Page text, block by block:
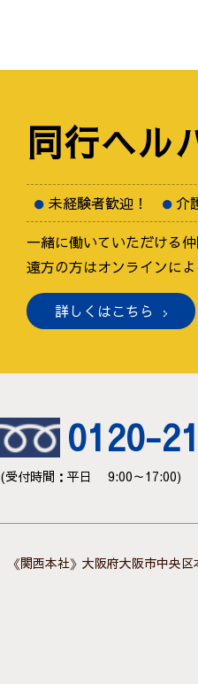
同行ヘル
未経験者歓迎！ 介
一緒に働いていただける
遠方の方はオンラインに
詳しくはこちら
0120-
(受付時間：平日 9:00～17:00)
《関西本社》大阪府大阪市中央